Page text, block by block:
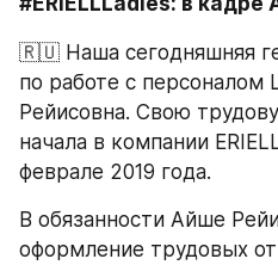
🇷🇺 Наша сегодняшняя
по работе с
Рейисовна. Свою
начала в компании
феврале 2019 года.
В обязанности Айше
оформление трудовых